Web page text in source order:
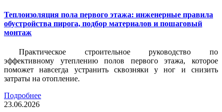
Теплоизоляция пола первого этажа: инженерные правила
обустройства пирога, подбор материалов и пошаговый
монтаж
Практическое строительное руководство по
эффективному утеплению полов первого этажа, которое
поможет навсегда устранить сквозняки у ног и снизить
затраты на отопление.
Подробнее
23.06.2026